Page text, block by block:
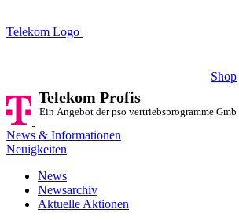
Telekom Logo
Shop
Telekom Profis
Ein Angebot der pso vertriebsprogramme GmbH
News & Informationen
Neuigkeiten
News
Newsarchiv
Aktuelle Aktionen